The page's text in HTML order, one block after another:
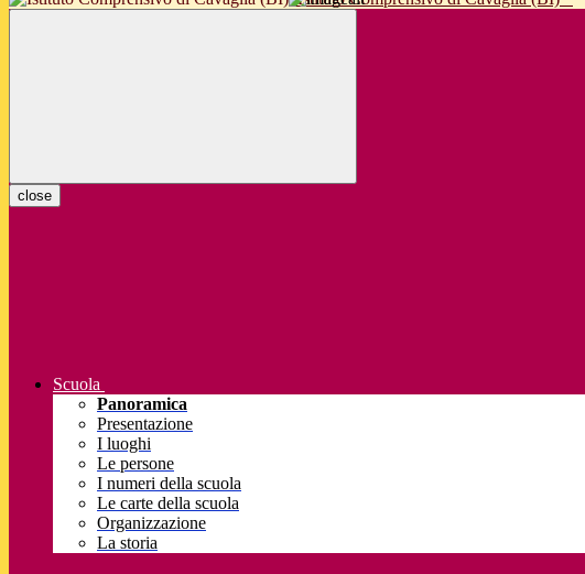
close
Scuola
Panoramica
Presentazione
I luoghi
Le persone
I numeri della scuola
Le carte della scuola
Organizzazione
La storia